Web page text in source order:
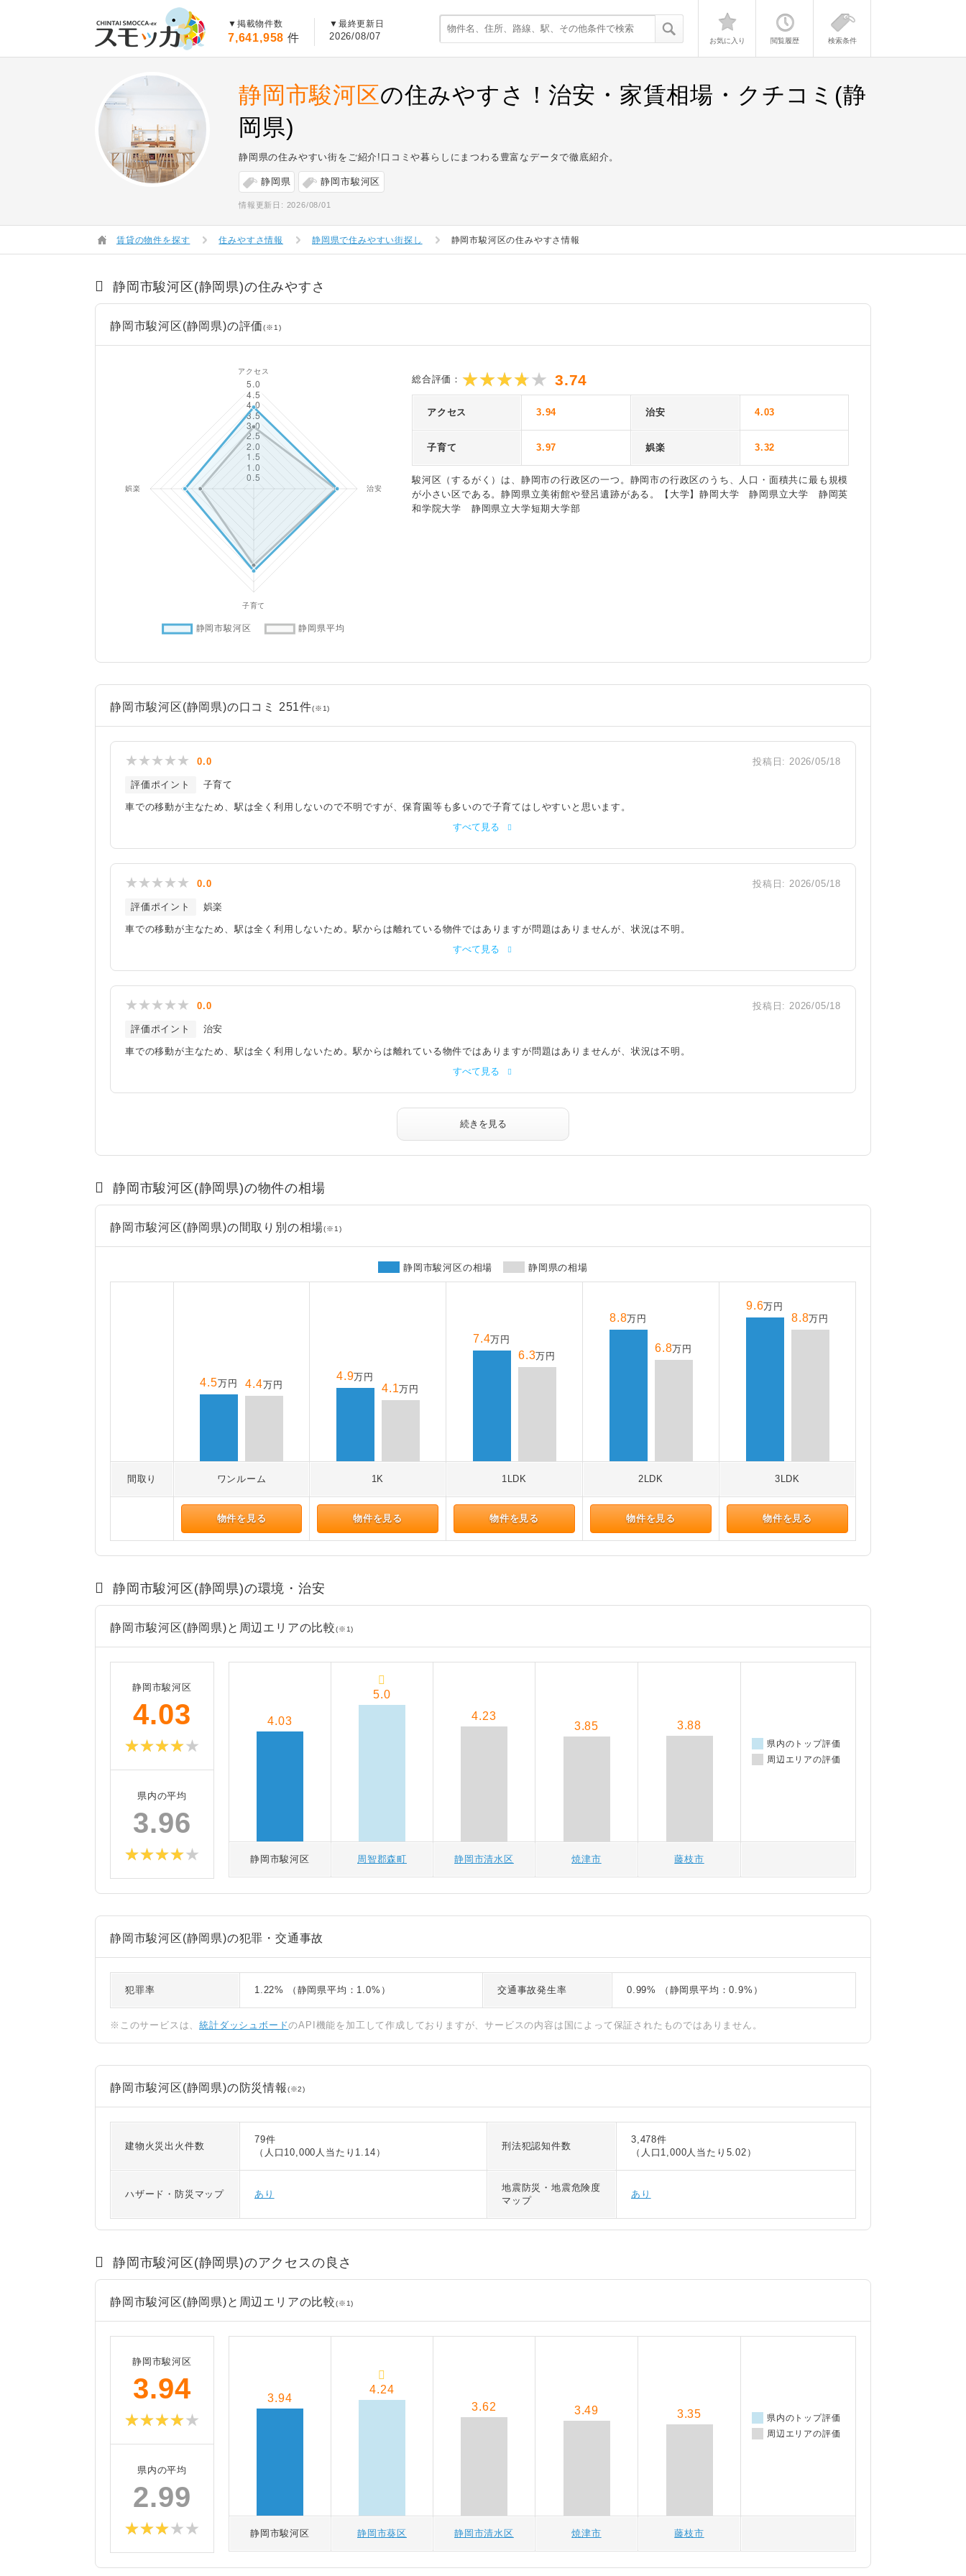
▼掲載物件数
7,641,958 件
▼最終更新日
2026/08/07 お気に入り 閲覧履歴 検索条件
静岡市駿河区の住みやすさ！治安・家賃相場・クチコミ(静
岡県)
静岡県の住みやすい街をご紹介!口コミや暮らしにまつわる豊富なデータで徹底紹介。
静岡県 静岡市駿河区
情報更新日: 2026/08/01
賃貸の物件を探す 住みやすさ情報 静岡県で住みやすい街探し 静岡市駿河区の住みやすさ情報
静岡市駿河区(静岡県)の住みやすさ
静岡市駿河区(静岡県)の評価(※1)
総合評価： 3.74
アクセス 3.94 治安 4.03
子育て 3.97 娯楽 3.32
駿河区（するがく）は、静岡市の行政区の一つ。静岡市の行政区のうち、人口・面積共に最も規模
が小さい区である。静岡県立美術館や登呂遺跡がある。【大学】静岡大学 静岡県立大学 静岡英
和学院大学 静岡県立大学短期大学部
静岡市駿河区(静岡県)の口コミ 251件(※1)
0.0 投稿日: 2026/05/18
評価ポイント 子育て
車での移動が主なため、駅は全く利用しないので不明ですが、保育園等も多いので子育てはしやすいと思います。
すべて見る
0.0 投稿日: 2026/05/18
評価ポイント 娯楽
車での移動が主なため、駅は全く利用しないため。駅からは離れている物件ではありますが問題はありませんが、状況は不明。
すべて見る
0.0 投稿日: 2026/05/18
評価ポイント 治安
車での移動が主なため、駅は全く利用しないため。駅からは離れている物件ではありますが問題はありませんが、状況は不明。
すべて見る
続きを見る
静岡市駿河区(静岡県)の物件の相場
静岡市駿河区(静岡県)の間取り別の相場(※1)
静岡市駿河区の相場 静岡県の相場
間取り ワンルーム 1K 1LDK 2LDK 3LDK
物件を見る 物件を見る 物件を見る 物件を見る 物件を見る
4.5万円 4.4万円
4.9万円
4.1万円
7.4万円
6.3万円
8.8万円
6.8万円
9.6万円
8.8万円
静岡市駿河区(静岡県)の環境・治安
静岡市駿河区(静岡県)と周辺エリアの比較(※1)
静岡市駿河区
4.03
県内の平均
3.96
静岡市駿河区 周智郡森町 静岡市清水区 焼津市 藤枝市
4.03
5.0
4.23
3.85
3.88
県内のトップ評価
周辺エリアの評価
静岡市駿河区(静岡県)の犯罪・交通事故
犯罪率 1.22% （静岡県平均：1.0%） 交通事故発生率 0.99% （静岡県平均：0.9%）
※このサービスは、統計ダッシュボードのAPI機能を加工して作成しておりますが、サービスの内容は国によって保証されたものではありません。
静岡市駿河区(静岡県)の防災情報 (※2)
建物火災出火件数
79件
（人口10,000人当たり1.14）
刑法犯認知件数
3,478件
（人口1,000人当たり5.02）
ハザード・防災マップ あり
地震防災・地震危険度
マップ
あり
静岡市駿河区(静岡県)のアクセスの良さ
静岡市駿河区(静岡県)と周辺エリアの比較(※1)
静岡市駿河区
3.94
県内の平均
2.99
静岡市駿河区 静岡市葵区 静岡市清水区 焼津市 藤枝市
3.94
4.24
3.62
3.49 3.35
県内のトップ評価
周辺エリアの評価